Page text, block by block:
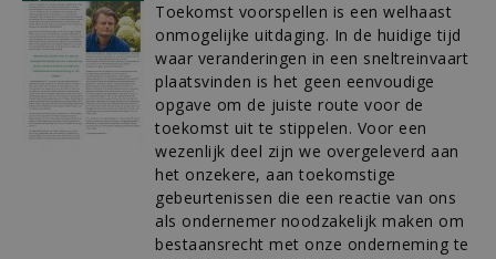
Toekomst voorspellen is een welhaast
onmogelijke uitdaging. In de huidige tijd
waar veranderingen in een sneltreinvaart
plaatsvinden is het geen eenvoudige
opgave om de juiste route voor de
toekomst uit te stippelen. Voor een
wezenlijk deel zijn we overgeleverd aan
het onzekere, aan toekomstige
gebeurtenissen die een reactie van ons
als ondernemer noodzakelijk maken om
bestaansrecht met onze onderneming te